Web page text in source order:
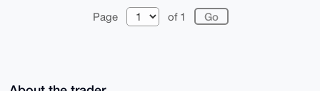
Page of 1